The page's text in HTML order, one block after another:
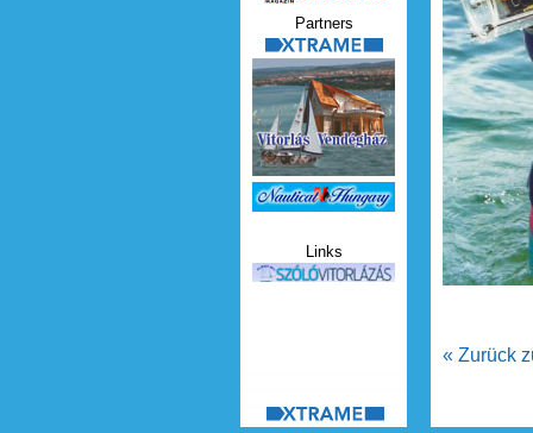
« Zurück
Partners
xtrame.png
Nauticat.jpg
Links
szolo_vitorlazas.jpg